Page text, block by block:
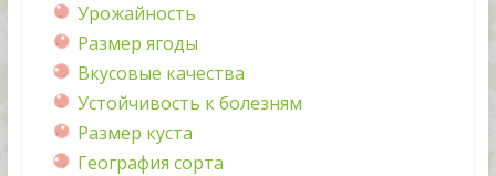
Урожайность
Размер ягоды
Вкусовые качества
Устойчивость к болезням
Размер куста
География сорта